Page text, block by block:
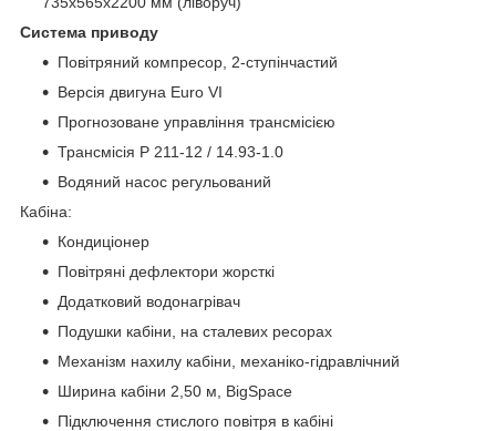
Система приводу
Повітряний компресор, 2-ступінчастий
Версія двигуна Euro VI
Прогнозоване управління трансмісією
Трансмісія Р 211-12 / 14.93-1.0
Водяний насос регульований
Кабіна:
Кондиціонер
Повітряні дефлектори жорсткі
Додатковий водонагрівач
Подушки кабіни, на сталевих ресорах
Механізм нахилу кабіни, механіко-гідравлічний
Ширина кабіни 2,50 м, BigSpace
Підключення стислого повітря в кабіні